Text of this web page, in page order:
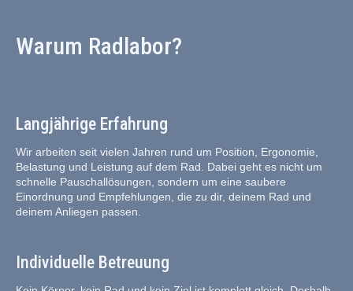
Warum Radlabor?
Langjährige Erfahrung
Wir arbeiten seit vielen Jahren rund um Position, Ergonomie,
Belastung und Leistung auf dem Rad. Dabei geht es nicht um
schnelle Pauschallösungen, sondern um eine saubere
Einordnung und Empfehlungen, die zu dir, deinem Rad und
deinem Anliegen passen.
Individuelle Betreuung